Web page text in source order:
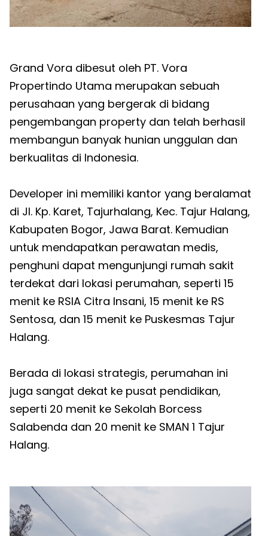
Grand Vora dibesut oleh PT. Vora
Propertindo Utama merupakan sebuah
perusahaan yang bergerak di bidang
pengembangan property dan telah berhasil
membangun banyak hunian unggulan dan
berkualitas di Indonesia.
Developer ini memiliki kantor yang beralamat
di Jl. Kp. Karet, Tajurhalang, Kec. Tajur Halang,
Kabupaten Bogor, Jawa Barat. Kemudian
untuk mendapatkan perawatan medis,
penghuni dapat mengunjungi rumah sakit
terdekat dari lokasi perumahan, seperti 15
menit ke RSIA Citra Insani, 15 menit ke RS
Sentosa, dan 15 menit ke Puskesmas Tajur
Halang.
Berada di lokasi strategis, perumahan ini
juga sangat dekat ke pusat pendidikan,
seperti 20 menit ke Sekolah Borcess
Salabenda dan 20 menit ke SMAN 1 Tajur
Halang.